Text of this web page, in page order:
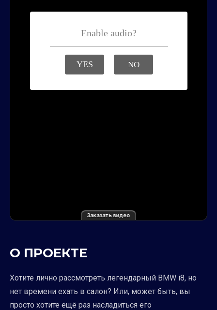
Заказать видео
О ПРОЕКТЕ
Хотите лично рассмотреть легендарный BMW i8, но
нет времени ехать в салон? Или, может быть, вы
просто хотите ещё раз насладиться его